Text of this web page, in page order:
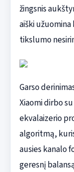
žingsnis
aiški
tikslumo
Garso
Xiaomi dirbo
ekvalaizerio
algoritmą,
ausies kanalo
geresnį